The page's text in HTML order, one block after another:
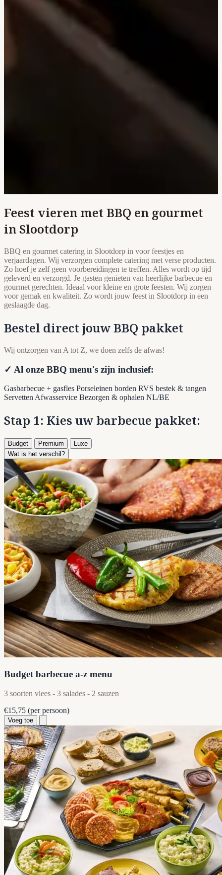
Feest vieren met BBQ en gourmet
in Slootdorp
BBQ en gourmet catering in Slootdorp in voor feestjes en
verjaardagen. Wij verzorgen complete catering met verse producten.
Zo hoef je zelf geen voorbereidingen te treffen. Alles wordt op tijd
geleverd en verzorgd. Je gasten genieten van heerlijke barbecue en
gourmet gerechten. Ideaal voor kleine en grote feesten. Wij zorgen
voor gemak en kwaliteit. Zo wordt jouw feest in Slootdorp in een
geslaagde dag.
Bestel direct jouw BBQ pakket
Wij ontzorgen van A tot Z, we doen zelfs de afwas!
✓ Al onze BBQ menu's zijn inclusief:
Gasbarbecue + gasfles Porseleinen borden RVS bestek & tangen
Servetten Afwasservice Bezorgen & ophalen NL/BE
Stap 1: Kies uw barbecue pakket:
Budget Premium
Luxe
Wat is het verschil?
Budget barbecue a-z menu
3 soorten vlees - 3 salades - 2 sauzen
€15,75 (per persoon)
Voeg toe